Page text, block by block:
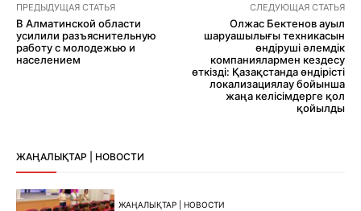
ПРЕДЫДУЩАЯ СТАТЬЯ
В Алматинской области
усилили разъяснительную
работу с молодежью и
населением
СЛЕДУЮЩАЯ СТАТЬЯ
Олжас Бектенов ауыл
шаруашылығы техникасын
өндіруші әлемдік
компаниялармен кездесу
өткізді: Қазақстанда өндірісті
локализациялау бойынша
жаңа келісімдерге қол
қойылды
ЖАҢАЛЫҚТАР | НОВОСТИ
ЖАҢАЛЫҚТАР | НОВОСТИ